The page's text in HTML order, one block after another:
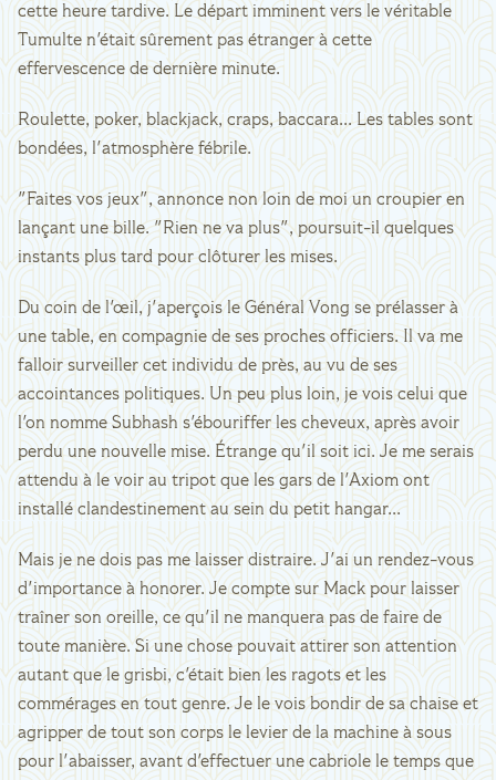
cette heure tardive. Le départ imminent vers le véritable
Tumulte n'était sûrement pas étranger à cette
effervescence de dernière minute.
Roulette, poker, blackjack, craps, baccara... Les tables sont
bondées, l'atmosphère fébrile.
"Faites vos jeux", annonce non loin de moi un croupier en
lançant une bille. "Rien ne va plus", poursuit-il quelques
instants plus tard pour clôturer les mises.
Du coin de l'œil, j'aperçois le Général Vong se prélasser à
une table, en compagnie de ses proches officiers. Il va me
falloir surveiller cet individu de près, au vu de ses
accointances politiques. Un peu plus loin, je vois celui que
l'on nomme Subhash s'ébouriffer les cheveux, après avoir
perdu une nouvelle mise. Étrange qu'il soit ici. Je me serais
attendu à le voir au tripot que les gars de l'Axiom ont
installé clandestinement au sein du petit hangar...
Mais je ne dois pas me laisser distraire. J'ai un rendez-vous
d'importance à honorer. Je compte sur Mack pour laisser
traîner son oreille, ce qu'il ne manquera pas de faire de
toute manière. Si une chose pouvait attirer son attention
autant que le grisbi, c'était bien les ragots et les
commérages en tout genre. Je le vois bondir de sa chaise et
agripper de tout son corps le levier de la machine à sous
pour l'abaisser, avant d'effectuer une cabriole le temps que